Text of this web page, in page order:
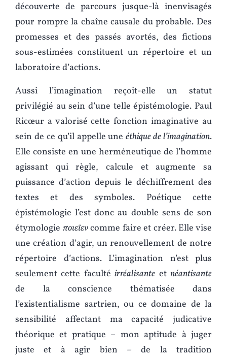
découverte de parcours jusque-là inenvisagés
pour rompre la chaîne causale du probable. Des
promesses et des passés avortés, des fictions
sous-estimées constituent un répertoire et un
laboratoire d’actions.
Aussi l’imagination reçoit-elle un statut
privilégié au sein d’une telle épistémologie. Paul
Ricœur a valorisé cette fonction imaginative au
sein de ce qu’il appelle uneéthique de l’imagination.
Elle consiste en une herméneutique de l’homme
agissant qui règle, calcule et augmente sa
puissance d’action depuis le déchiffrement des
textes et des symboles. Poétique cette
épistémologie l’est donc au double sens de son
étymologie ποιεϊενcomme faire et créer. Elle vise
une création d’agir, un renouvellement de notre
répertoire d’actions. L’imagination n’est plus
seulement cette facultéirréalisante etnéantisante
de la conscience thématisée dans
l’existentialisme sartrien, ou ce domaine de la
sensibilité affectant ma capacité judicative
théorique et pratique – mon aptitude à juger
juste et à agir bien – de la tradition